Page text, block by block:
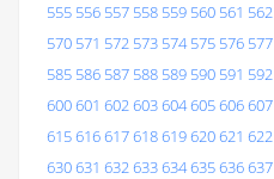
555 556 557 558 559 560 561 562
570 571 572 573 574 575 576 577
585 586 587 588 589 590 591 592
600601 602603604605606607
615616617618619620621 622
630631 632633634635636637